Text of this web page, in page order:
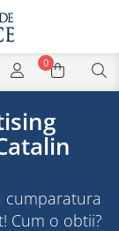
0
cumparatura
Cum o obtii?